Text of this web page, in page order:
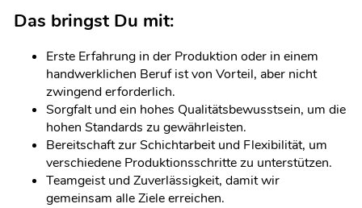
Das bringst Du mit:
Erste Erfahrung in der Produktion oder in einem
handwerklichen Beruf ist von Vorteil, aber nicht
zwingend erforderlich.
Sorgfalt und ein hohes Qualitätsbewusstsein, um die
hohen Standards zu gewährleisten.
Bereitschaft zur Schichtarbeit und Flexibilität, um
verschiedene Produktionsschritte zu unterstützen.
Teamgeist und Zuverlässigkeit, damit wir
gemeinsam alle Ziele erreichen.